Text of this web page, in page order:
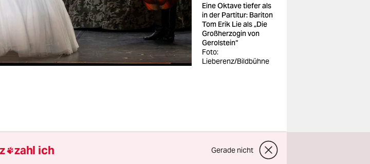
Eine Oktave tiefer als
in der Partitur: Bariton
Tom Erik Lie als „Die
Großherzogin von
Gerolstein“
Foto:
Lieberenz/Bildbühne
als letzten Mittwoch spät in der Nacht
im Kanzleramt die
zahl ich Gerade nicht